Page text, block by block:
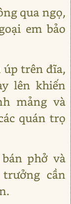
qua ngọ,
em bảo
úp trên đĩa,
lên khiến
mảng và
quán trọ
phở và
cần